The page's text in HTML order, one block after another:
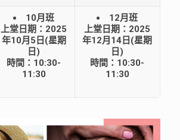
10月班
上堂日期：2025
年10月5日(星期
日)
時間：10:30-
11:30
12月班
上堂日期：2025
年12月14日(星期
日)
時間：10:30-
11:30